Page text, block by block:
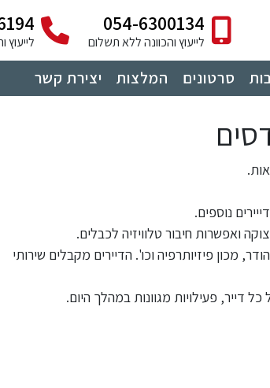
054-6300134
לייעוץ והכוונה ללא תשלום
סרטונים המלצות יצירת קשר
ואפשרות חיבור טלוויזיה לכבלים.
מכון פיזיותרפיה וכו'. הדיירים מקבלים שירותי
דייר, פעילויות מגוונות במהלך היום.